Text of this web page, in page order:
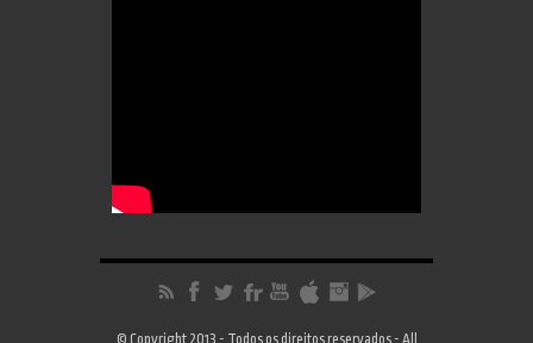
© Copyright 2013 - Todos os direitos reservados - All